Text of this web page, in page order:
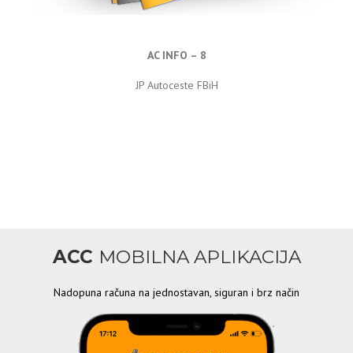
AC INFO – 8
JP Autoceste FBiH
ACC MOBILNA APLIKACIJA
Nadopuna računa na jednostavan, siguran i brz način